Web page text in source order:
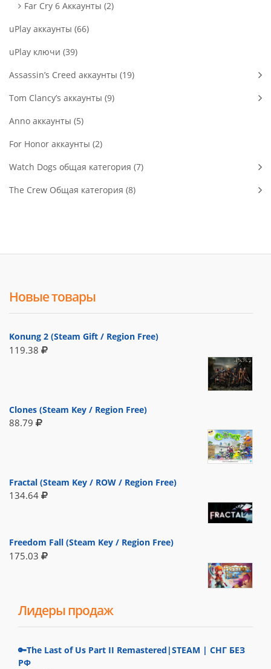
Far Cry 6 Аккаунты (2)
uPlay аккаунты (66)
uPlay ключи (39)
Assassin’s Creed аккаунты (19)
Tom Clancy’s аккаунты (9)
Anno аккаунты (5)
For Honor аккаунты (2)
Watch Dogs общая категория (7)
The Crew Общая категория (8)
Новые товары
Konung 2 (Steam Gift / Region Free)
119.38
Clones (Steam Key / Region Free)
88.79
Fractal (Steam Key / ROW / Region Free)
134.64
Freedom Fall (Steam Key / Region Free)
175.03
Лидеры продаж
🔑The Last of Us Part II Remastered|STEAM | СНГ БЕЗ
РФ